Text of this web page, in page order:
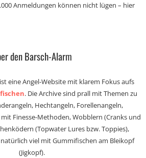
Anmeldungen können nicht lügen – hier
den Barsch-Alarm
eine Angel-Website mit klarem Fokus aufs
. Die Archive sind prall mit Themen zu
Hechtangeln, Forellenangeln,
Finesse-Methoden, Wobblern (Cranks und
(Topwater Lures bzw. Toppies),
viel mit Gummifischen am Bleikopf
(Jigkopf).